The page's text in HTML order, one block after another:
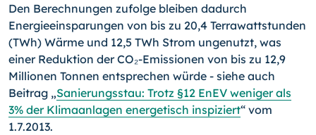
Den Berechnungen zufolge bleiben dadurch
Energieeinsparungen von bis zu 20,4 Terrawattstunden
(TWh) Wärme und 12,5 TWh Strom ungenutzt, was
einer Reduktion der CO₂-Emissionen von bis zu 12,9
Millionen Tonnen entsprechen würde - siehe auch
Beitrag „Sanierungsstau: Trotz §12 EnEV weniger als
3% der Klimaanlagen energetisch inspiziert“ vom
1.7.2013.